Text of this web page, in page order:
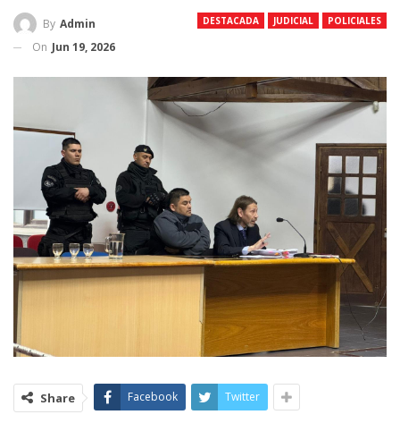
DESTACADA JUDICIAL POLICIALES
By Admin
On Jun 19, 2026
Share Facebook Twitter